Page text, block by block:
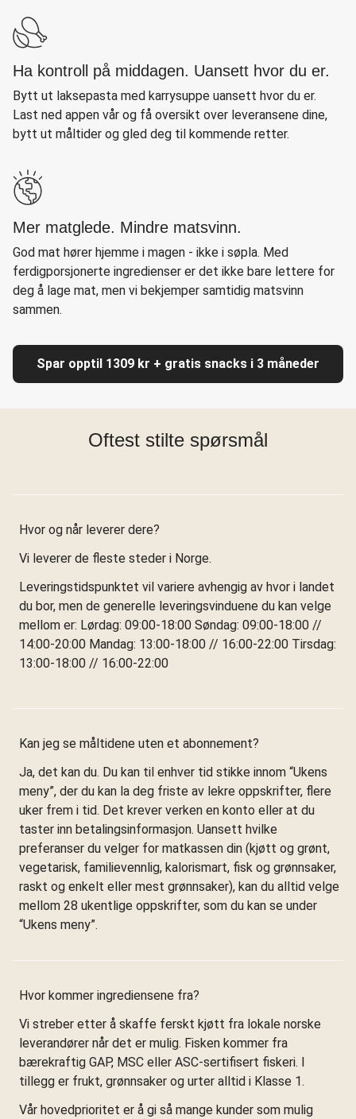
Ha kontroll på middagen. Uansett hvor du er.
Bytt ut laksepasta med karrysuppe uansett hvor du er.
Last ned appen vår og få oversikt over leveransene dine,
bytt ut måltider og gled deg til kommende retter.
Mer matglede. Mindre matsvinn.
God mat hører hjemme i magen - ikke i søpla. Med
ferdigporsjonerte ingredienser er det ikke bare lettere for
deg å lage mat, men vi bekjemper samtidig matsvinn
sammen.
Spar opptil 1309 kr + gratis snacks i 3 måneder
Oftest stilte spørsmål
Hvor og når leverer dere?
Vi leverer de fleste steder i Norge.
Leveringstidspunktet vil variere avhengig av hvor i landet
du bor, men de generelle leveringsvinduene du kan velge
mellom er: Lørdag: 09:00-18:00 Søndag: 09:00-18:00 //
14:00-20:00 Mandag: 13:00-18:00 // 16:00-22:00 Tirsdag:
13:00-18:00 // 16:00-22:00
Kan jeg se måltidene uten et abonnement?
Ja, det kan du. Du kan til enhver tid stikke innom “Ukens
meny”, der du kan la deg friste av lekre oppskrifter, flere
uker frem i tid. Det krever verken en konto eller at du
taster inn betalingsinformasjon. Uansett hvilke
preferanser du velger for matkassen din (kjøtt og grønt,
vegetarisk, familievennlig, kalorismart, fisk og grønnsaker,
raskt og enkelt eller mest grønnsaker), kan du alltid velge
mellom 28 ukentlige oppskrifter, som du kan se under
“Ukens meny”.
Hvor kommer ingrediensene fra?
Vi streber etter å skaffe ferskt kjøtt fra lokale norske
leverandører når det er mulig. Fisken kommer fra
bærekraftig GAP, MSC eller ASC-sertifisert fiskeri. I
tillegg er frukt, grønnsaker og urter alltid i Klasse 1.
Vår hovedprioritet er å gi så mange kunder som mulig